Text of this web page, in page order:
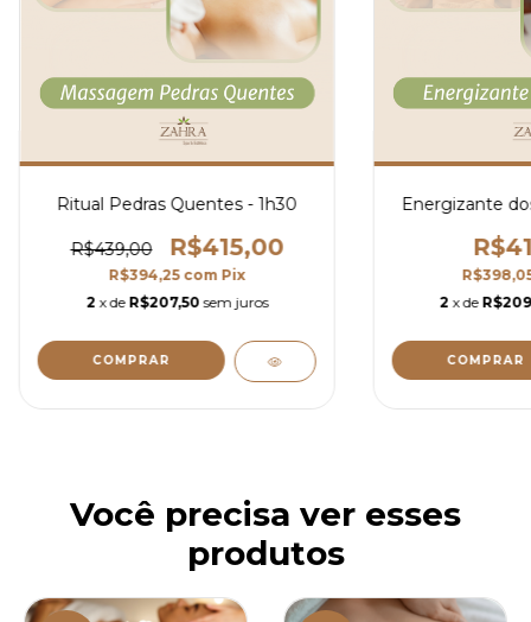
Ritual Pedras Quentes - 1h30
R$439,00 R$415,00
R$394,25 com Pix
2 x de R$207,50 sem juros
Energizante
2 x de
Você precisa ver esses
produtos